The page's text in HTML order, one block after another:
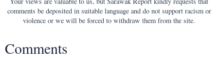
comments be deposited in suitable language and do not support racism or
violence or we will be forced to withdraw them from the site.
Comments